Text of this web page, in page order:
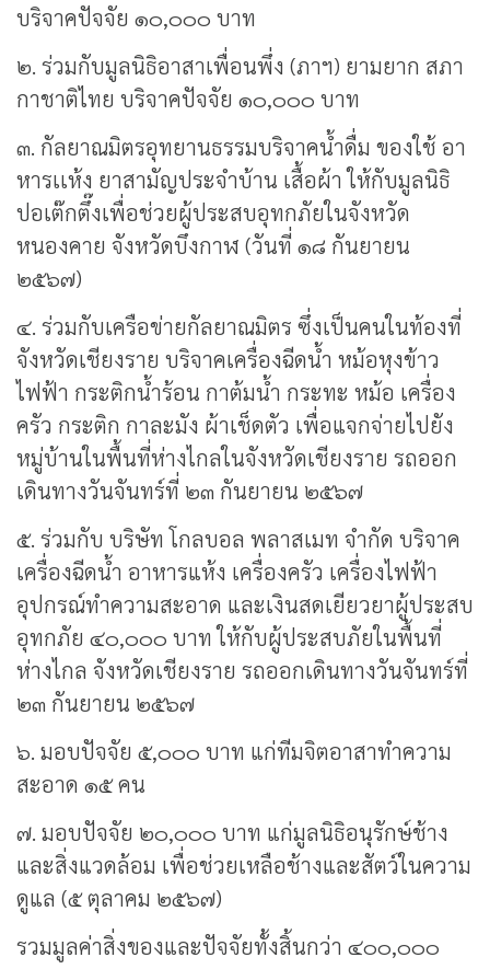
บริจาคปัจจัย ๑๐,๐๐๐ บาท
๒. ร่วมกับมูลนิธิอาสาเพื่อนพึ่ง (ภาฯ) ยามยาก สภา
กาชาติไทย บริจาคปัจจัย ๑๐,๐๐๐ บาท
๓. กัลยาณมิตรอุทยานธรรมบริจาคน้ำดื่ม ของใช้ อา
หารเเห้ง ยาสามัญประจำบ้าน เสื้อผ้า ให้กับมูลนิธิ
ปอเต๊กตึ๊งเพื่อช่วยผู้ประสบอุทกภัยในจังหวัด
หนองคาย จังหวัดบึงกาฬ (วันที่ ๑๘ กันยายน
๒๕๖๗)
๔. ร่วมกับเครือข่ายกัลยาณมิตร ซึ่งเป็นคนในท้องที่
จังหวัดเชียงราย บริจาคเครื่องฉีดน้ำ หม้อหุงข้าว
ไฟฟ้า กระติกน้ำร้อน กาต้มน้ำ กระทะ หม้อ เครื่อง
ครัว กระติก กาละมัง ผ้าเช็ดตัว เพื่อแจกจ่ายไปยัง
หมู่บ้านในพื้นที่ห่างไกลในจังหวัดเชียงราย รถออก
เดินทางวันจันทร์ที่ ๒๓ กันยายน ๒๕๖๗
๕. ร่วมกับ บริษัท โกลบอล พลาสเมท จำกัด บริจาค
เครื่องฉีดน้ำ อาหารแห้ง เครื่องครัว เครื่องไฟฟ้า
อุปกรณ์ทำความสะอาด และเงินสดเยียวยาผู้ประสบ
อุทกภัย ๔๐,๐๐๐ บาท ให้กับผู้ประสบภัยในพื้นที่
ห่างไกล จังหวัดเชียงราย รถออกเดินทางวันจันทร์ที่
๒๓ กันยายน ๒๕๖๗
๖. มอบปัจจัย ๕,๐๐๐ บาท แก่ทีมจิตอาสาทำความ
สะอาด ๑๕ คน
๗. มอบปัจจัย ๒๐,๐๐๐ บาท แก่มูลนิธิอนุรักษ์ช้าง
และสิ่งแวดล้อม เพื่อช่วยเหลือช้างและสัตว์ในความ
ดูแล (๕ ตุลาคม ๒๕๖๗)
รวมมูลค่าสิ่งของและปัจจัยทั้งสิ้นกว่า ๔๐๐,๐๐๐